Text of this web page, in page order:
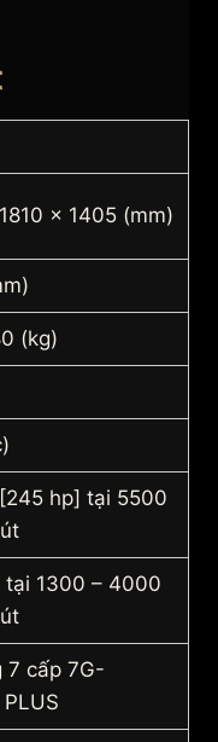
x 1405 (mm)
(kg)
hp] tại 5500
tại 1300 – 4000
7 cấp 7G-
PLUS